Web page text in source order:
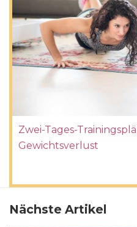
Zwei-Tages-
Gewichtsverlust
Nächste Artikel